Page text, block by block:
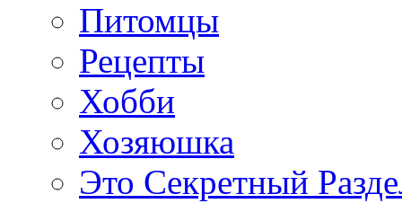
Питомцы
Рецепты
Хобби
Хозяюшка
Это Секретный